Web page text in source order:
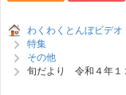
わくわくとんぼビデオ
特集
その他
旬だより 令和４年１